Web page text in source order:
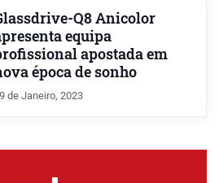
Q8 Anicolor
equipa
apostada em
época de sonho
de Janeiro, 2023